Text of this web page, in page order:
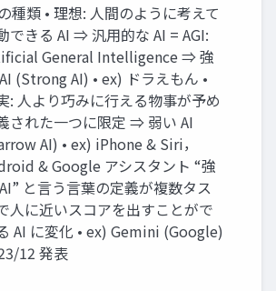
種類 • 理想: ⼈間のように考えて
できる AI ⇒ 汎⽤的な AI = AGI:
General Intelligence ⇒ 強
(Strong AI) • ex) ドラえもん •
: ⼈より巧みに⾏える物事が予め
された⼀つに限定 ⇒ 弱い AI
AI) • ex) iPhone & Siri，
& Google アシスタント “強
と⾔う⾔葉の定義が複数タス
⼈に近いスコアを出すことがで
AI に変化 • ex) Gemini (Google)
12 発表